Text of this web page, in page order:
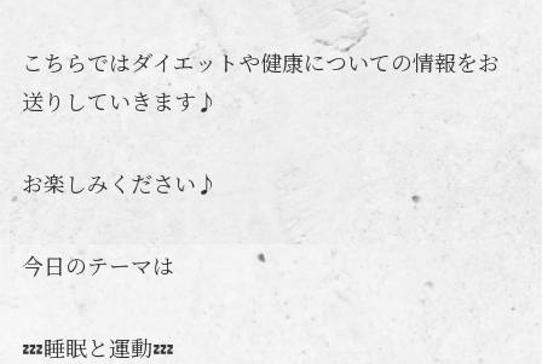
こちらではダイエットや健康についての情報をお
送りしていきます♪
お楽しみください♪
今日のテーマは
💤睡眠と運動💤